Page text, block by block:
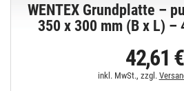
WENTEX Grundplatte –
350 x 300 mm (B x L) –
42,61 €
inkl. MwSt., zzgl.